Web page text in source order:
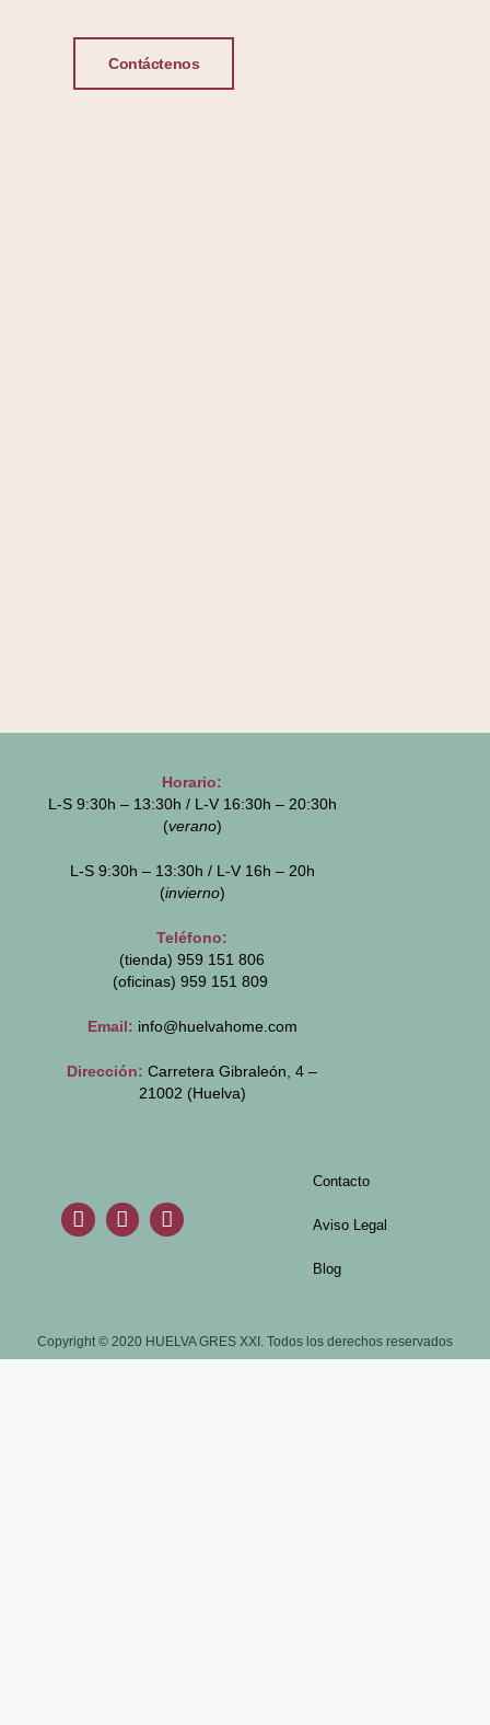
Contáctenos
Horario:
L-S 9:30h – 13:30h / L-V 16:30h – 20:30h
(verano)
L-S 9:30h – 13:30h / L-V 16h – 20h
(invierno)
Teléfono:
(tienda) 959 151 806
(oficinas) 959 151 809
Email: info@huelvahome.com
Dirección: Carretera Gibraleón, 4 –
21002 (Huelva)
Contacto
Aviso Legal
Blog
Copyright © 2020 HUELVA GRES XXI. Todos los derechos reservados